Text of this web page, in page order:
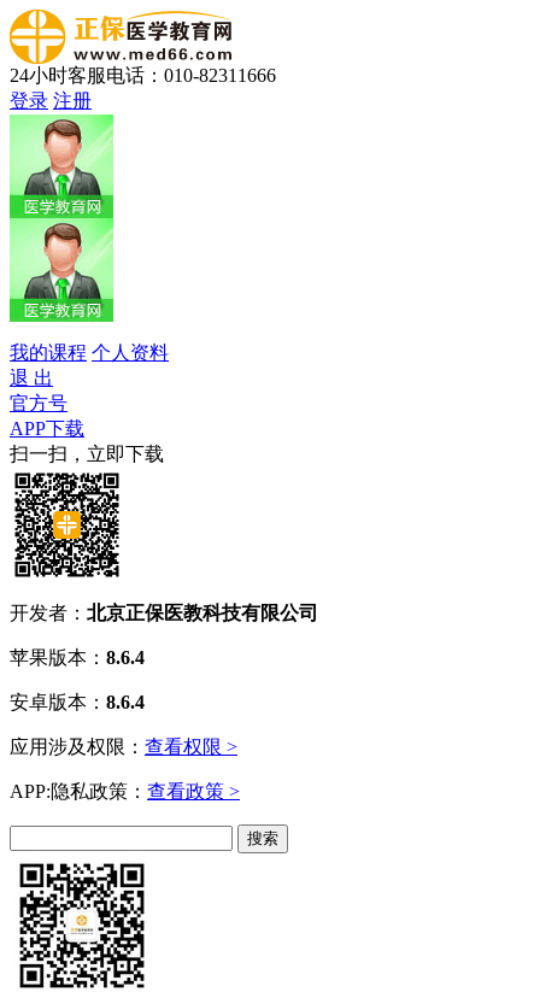
24小时客服电话：010-82311666
登录 注册
我的课程 个人资料
退 出
官方号
APP下载
扫一扫，立即下载
开发者： 北京正保医教科技有限公司
苹果版本： 8.6.4
安卓版本： 8.6.4
应用涉及权限： 查看权限 >
APP:隐私政策： 查看政策 >